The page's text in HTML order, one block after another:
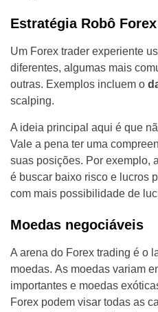
Estratégia Robô
Um Forex trader experiente
diferentes, algumas mais
outras. Exemplos incluem o
scalping.
A ideia principal aqui é que
Vale a pena ter uma
suas posições. Por exemplo,
é buscar baixo risco e lucros
com mais possibilidade de
Moedas negociáveis
A arena do Forex trading é o
moedas. As moedas variam
importantes e moedas
Forex podem visar todas as